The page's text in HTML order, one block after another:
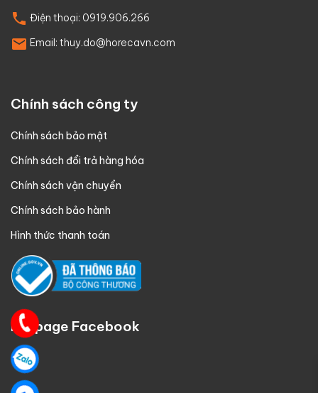
Điện thoại: 0919.906.266
Email: thuy.do@horecavn.com
Chính sách công ty
Chính sách bảo mật
Chính sách đổi trả hàng hóa
Chính sách vận chuyển
Chính sách bảo hành
Hình thức thanh toán
Fanpage Facebook